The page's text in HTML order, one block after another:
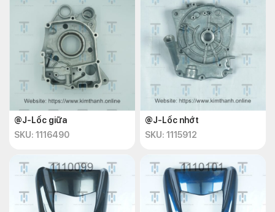
@J-Lốc giữa
SKU: 1116490
@J-Lốc nhớt
SKU: 1115912